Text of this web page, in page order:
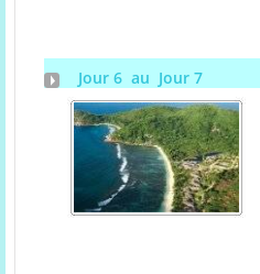
Jour 6 au Jour 7